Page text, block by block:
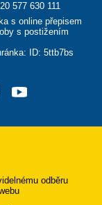
577 630 111
s online přepisem
s postižením
ID: 5ttb7bs
odběru